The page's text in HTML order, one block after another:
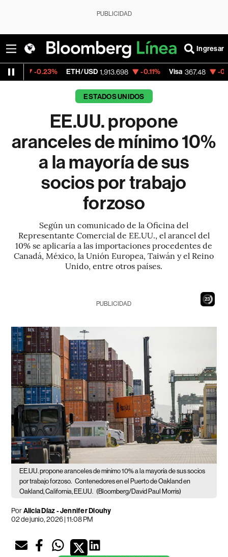
PUBLICIDAD
Ingresar
ETH/USD 1,913.698 -0.11% Visa 367.48 -0.29%
ESTADOS UNIDOS
EE.UU. propone
aranceles de mínimo 10%
a la mayoría de sus
socios por trabajo
forzoso
Según un comunicado de la Oficina del
Representante Comercial de EE.UU., el arancel del
10% se aplicaría a las importaciones procedentes de
Canadá, México, la Unión Europea, Taiwán y el Reino
Unido, entre otros países.
21
PUBLICIDAD
EE.UU. propone aranceles de mínimo 10% a la mayoría de sus socios
por trabajo forzoso. Contenedores en el Puerto de Oakland en
Oakland, California, EE.UU. (Bloomberg/David Paul Morris)
PorAlicia Díaz - Jennifer Dlouhy
02 de junio, 2026 | 11:08 PM